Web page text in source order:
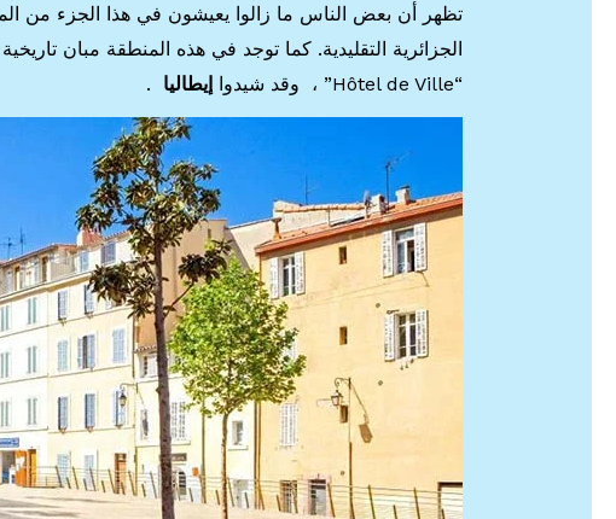
تظهر أن بعض الناس ما زالوا يعيشون في هذا الجزء من
“Hôtel de Ville” ، وقد شيدوا
إيطاليا .